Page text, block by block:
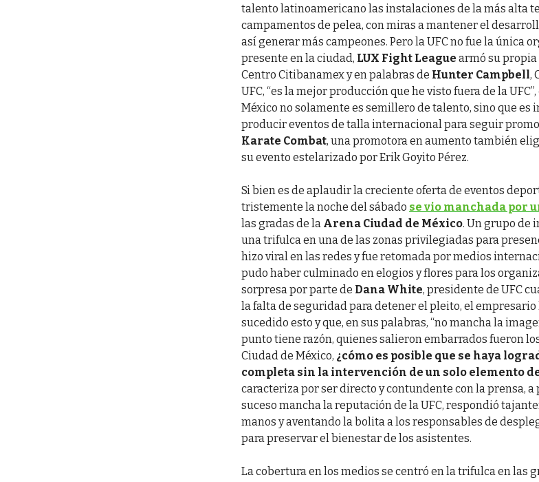
talento latinoamericano las instalaciones de la más alta
campamentos de pelea, con miras a mantener el
así generar más campeones. Pero la UFC no fue la única
presente en la ciudad, LUX Fight League armó su propia
Centro Citibanamex y en palabras de Hunter Campbell,
UFC, “es la mejor producción que he visto fuera de la
México no solamente es semillero de talento, sino que es
producir eventos de talla internacional para seguir
Karate Combat, una promotora en aumento también
su evento estelarizado por Erik Goyito Pérez.
Si bien es de aplaudir la creciente oferta de eventos
tristemente la noche del sábado se vio manchada por
las gradas de la Arena Ciudad de México. Un grupo de
una trifulca en una de las zonas privilegiadas para
hizo viral en las redes y fue retomada por medios
pudo haber culminado en elogios y flores para los
sorpresa por parte de Dana White, presidente de UFC
la falta de seguridad para detener el pleito, el
sucedido esto y que, en sus palabras, “no mancha la
punto tiene razón, quienes salieron embarrados fueron
Ciudad de México, ¿cómo es posible que se haya
completa sin la intervención de un solo elemento
caracteriza por ser directo y contundente con la prensa, a
suceso mancha la reputación de la UFC, respondió
manos y aventando la bolita a los responsables de
para preservar el bienestar de los asistentes.
La cobertura en los medios se centró en la trifulca en las